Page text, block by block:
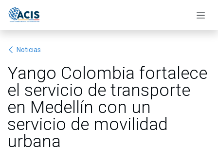
Noticias
Yango Colombia fortalece
el servicio de transporte
en Medellín con un
servicio de movilidad
urbana